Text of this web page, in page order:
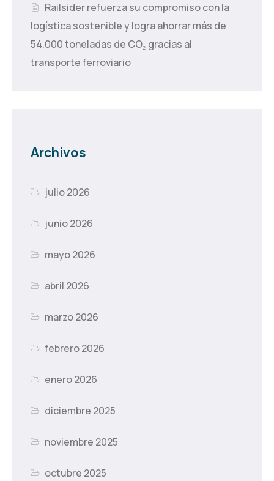
Railsider refuerza su compromiso con la
logística sostenible y logra ahorrar más de
54.000 toneladas de CO₂ gracias al
transporte ferroviario
Archivos
julio 2026
junio 2026
mayo 2026
abril 2026
marzo 2026
febrero 2026
enero 2026
diciembre 2025
noviembre 2025
octubre 2025